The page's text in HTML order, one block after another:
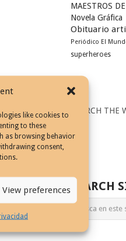
like cookies to
to these
as browsing behavior
consent,
View preferences
MAESTROS
Novela Gráfica
Obituario
Periódico El
superheroes
SEARCH THE
SEARCH